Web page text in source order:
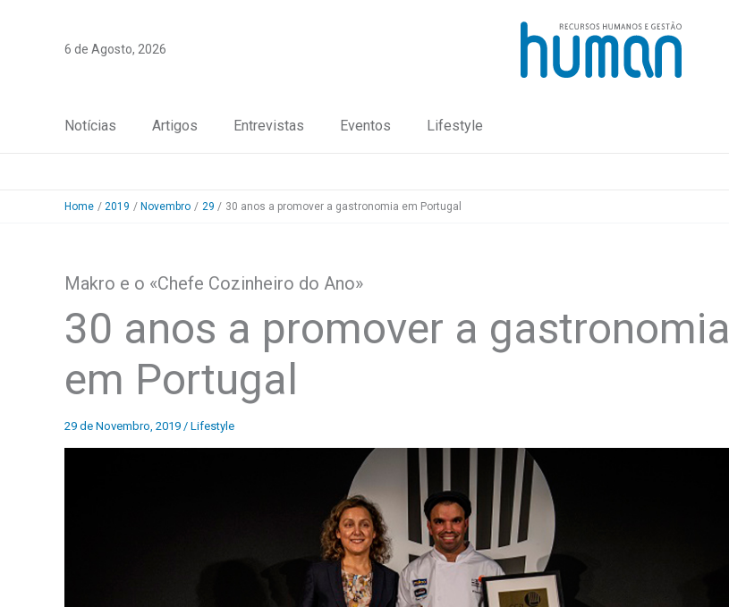
6 de Agosto, 2026
Notícias Artigos Entrevistas Eventos Lifestyle
Home 2019 Novembro 29 30 anos a promover a gastronomia em Portugal
Makro e o «Chefe Cozinheiro do Ano»
30 anos a promover a gastronomia
em Portugal
29 de Novembro, 2019 / Lifestyle